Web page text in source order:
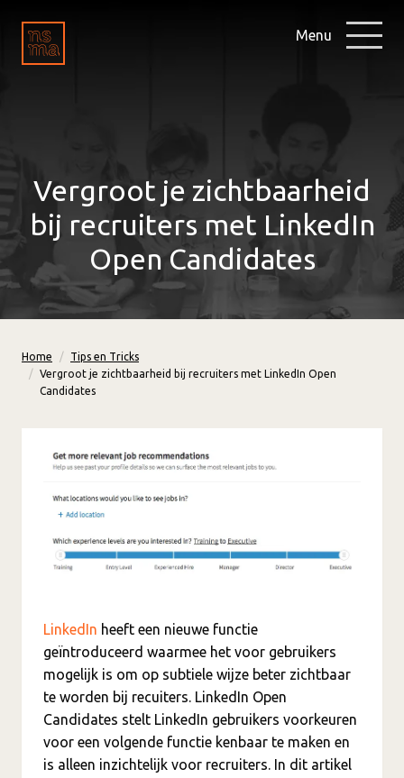
Menu
Vergroot je zichtbaarheid
bij recruiters met LinkedIn
Open Candidates
Home
Tips en Tricks
Vergroot je zichtbaarheid bij recruiters met LinkedIn Open
Candidates
LinkedIn heeft een nieuwe functie
geïntroduceerd waarmee het voor gebruikers
mogelijk is om op subtiele wijze beter zichtbaar
te worden bij recuiters. LinkedIn Open
Candidates stelt LinkedIn gebruikers voorkeuren
voor een volgende functie kenbaar te maken en
is alleen inzichtelijk voor recruiters. In dit artikel